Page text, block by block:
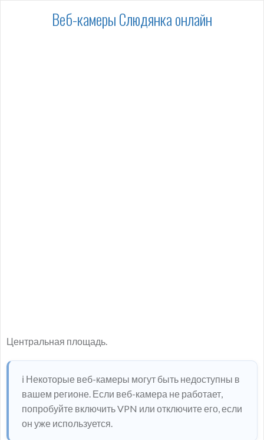
Веб-камеры Слюдянка онлайн
Центральная площадь.
ℹ️ Некоторые веб-камеры могут быть недоступны в
вашем регионе. Если веб-камера не работает,
попробуйте включить VPN или отключите его, если
он уже используется.